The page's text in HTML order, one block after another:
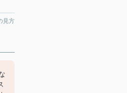
見方